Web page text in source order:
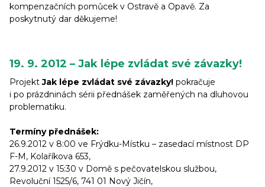
kompenzačních pomůcek v Ostravě a Opavě. Za
poskytnutý dar děkujeme!
19. 9. 2012 – Jak lépe zvládat své závazky!
ProjektJak lépe zvládat své závazky! pokračuje
i po prázdninách sérii přednášek zaměřených na dluhovou
problematiku.
Termíny přednášek:
26.9.2012 v 8:00 ve Frýdku-Místku – zasedací místnost DP
F-M, Kolaříkova 653,
27.9.2012 v 15:30 v Domě s pečovatelskou službou,
Revoluční 1525/6, 741 01 Nový Jičín,